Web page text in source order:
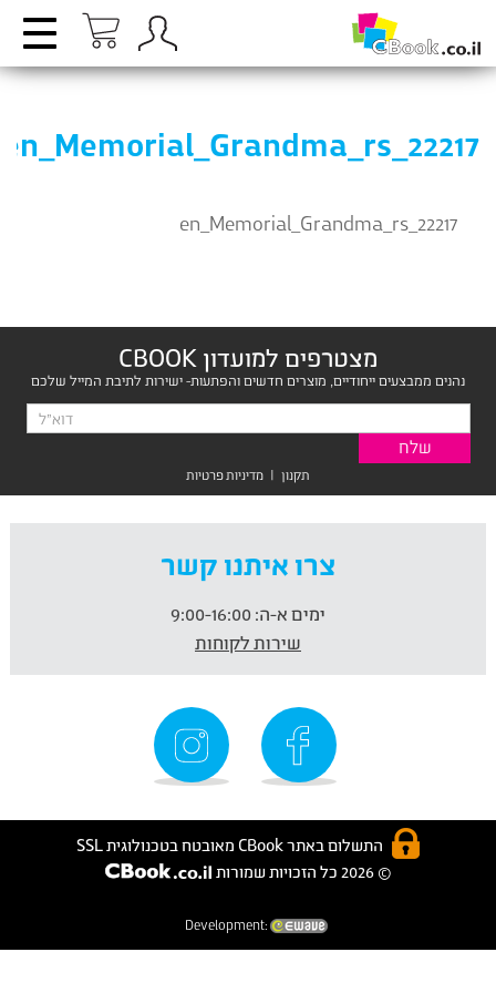
en_Memorial_Grandma_rs_22217
en_Memorial_Grandma_rs_22217
מצטרפים למועדון CBOOK
נהנים ממבצעים ייחודיים, מוצרים חדשים והפתעות- ישירות לתיבת המייל שלכם
תקנון | מדיניות פרטיות
צרו איתנו קשר
ימים א-ה:
שירות לקוחות
התשלום באתר CBook מאובטח בטכנולוגית SSL
© 2026 כל הזכויות שמורות
Development: